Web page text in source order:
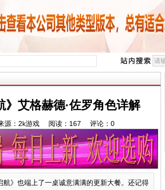
艾格赫德·佐罗角色详解
源：2k游戏 阅读： 167 评论： 0
》也端上了一桌诚意满满的更新大餐。还记得